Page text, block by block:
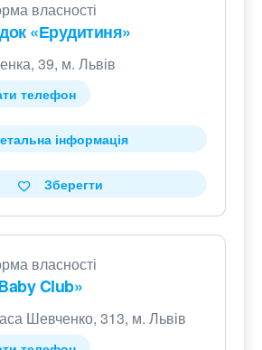
власності
«Ерудитиня»
39, м. Львів
телефон
інформація
Зберегти
власності
Club»
Шевченко, 313, м. Львів